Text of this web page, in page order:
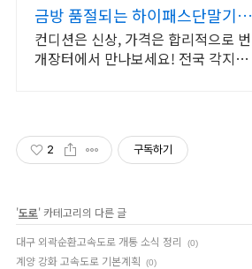
금방 품절되는 하이패스단말기 국
내 최대 브랜드 중고거래
컨디션은 신상, 가격은 합리적으로 번
개장터에서 만나보세요! 전국 각지에
2 구독하기
'도로' 카테고리의 다른 글
대구 외곽순환고속도로 개통 소식 정리
(0)
계양 강화 고속도로 기본계획 (0)